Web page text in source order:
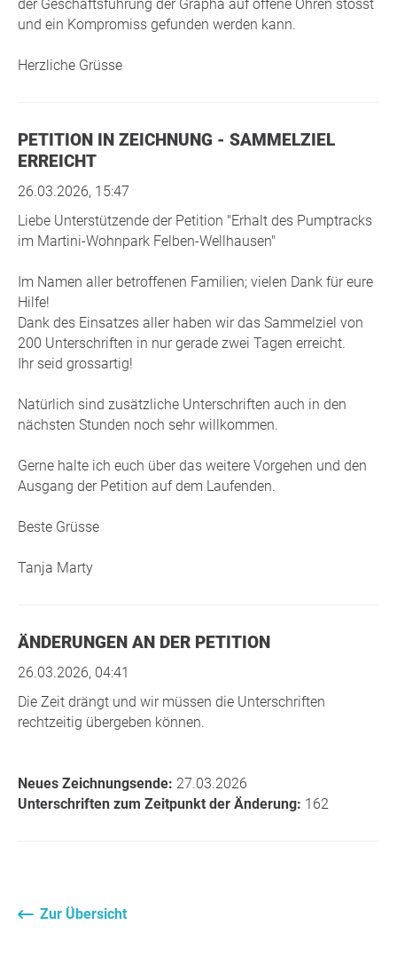
der Geschäftsführung der Grapha auf offene Ohren stösst
und ein Kompromiss gefunden werden kann.
Herzliche Grüsse
PETITION IN ZEICHNUNG - SAMMELZIEL
ERREICHT
26.03.2026, 15:47
Liebe Unterstützende der Petition "Erhalt des Pumptracks
im Martini-Wohnpark Felben-Wellhausen"
Im Namen aller betroffenen Familien; vielen Dank für eure
Hilfe!
Dank des Einsatzes aller haben wir das Sammelziel von
200 Unterschriften in nur gerade zwei Tagen erreicht.
Ihr seid grossartig!
Natürlich sind zusätzliche Unterschriften auch in den
nächsten Stunden noch sehr willkommen.
Gerne halte ich euch über das weitere Vorgehen und den
Ausgang der Petition auf dem Laufenden.
Beste Grüsse
Tanja Marty
ÄNDERUNGEN AN DER PETITION
26.03.2026, 04:41
Die Zeit drängt und wir müssen die Unterschriften
rechtzeitig übergeben können.
Neues Zeichnungsende: 27.03.2026
Unterschriften zum Zeitpunkt der Änderung: 162
Zur Übersicht